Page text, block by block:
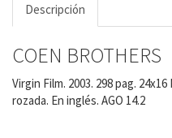
Descripción
COEN BROTHERS
Virgin Film. 2003. 298 pag.
rozada. En inglés. AGO 14.2